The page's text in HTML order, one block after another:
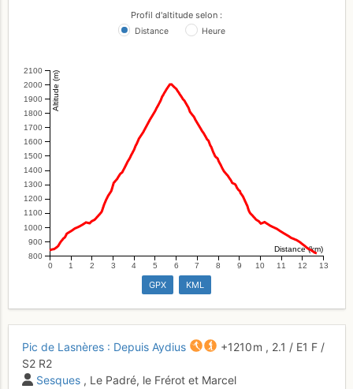
Profil d'altitude selon :
Distance Heure
800
900
1000
1100
1200
1300
1400
1500
1600
1700
1800
1900
2000
2100 Altitude (m)
0 1 2 3 4 5 6 7 8 9 10 11 12 13
Distance (km)
GPX KML
Pic de Lasnères : Depuis Aydius +1210 m , 2.1 / E1 F /
S2 R2
Sesques , Le Padré, le Frérot et Marcel